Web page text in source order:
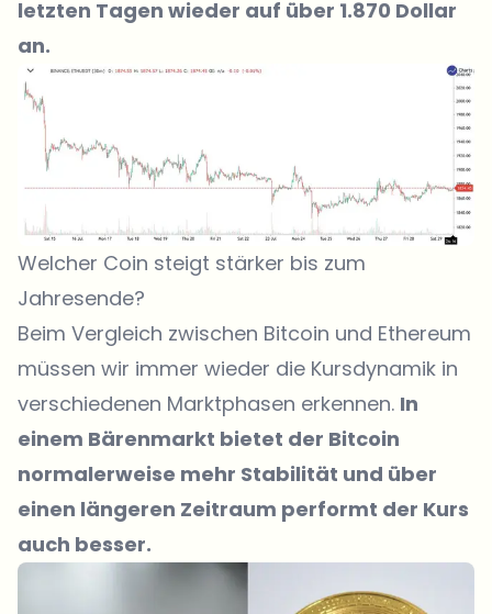
letzten Tagen wieder auf über 1.870 Dollar
an.
Welcher Coin steigt stärker bis zum
Jahresende?
Beim Vergleich zwischen Bitcoin und Ethereum
müssen wir immer wieder die Kursdynamik in
verschiedenen Marktphasen erkennen. In
einem Bärenmarkt bietet der Bitcoin
normalerweise mehr Stabilität und über
einen längeren Zeitraum performt der Kurs
auch besser.